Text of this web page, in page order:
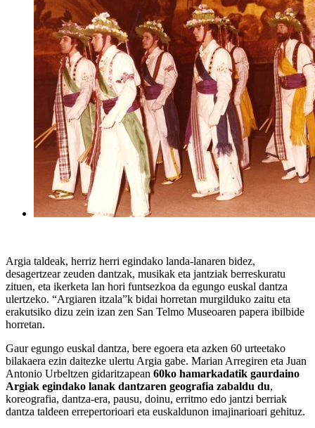
Argia taldeak, herriz herri egindako landa-lanaren bidez,
desagertzear zeuden dantzak, musikak eta jantziak berreskuratu
zituen, eta ikerketa lan hori funtsezkoa da egungo euskal dantza
ulertzeko. “Argiaren itzala”k bidai horretan murgilduko zaitu eta
erakutsiko dizu zein izan zen San Telmo Museoaren papera ibilbide
horretan.
Gaur egungo euskal dantza, bere egoera eta azken 60 urteetako
bilakaera ezin daitezke ulertu Argia gabe. Marian Arregiren eta Juan
Antonio Urbeltzen gidaritzapean 60ko hamarkadatik gaurdaino
Argiak egindako lanak dantzaren geografia zabaldu du,
koreografia, dantza-era, pausu, doinu, erritmo edo jantzi berriak
dantza taldeen errepertorioari eta euskaldunon imajinarioari gehituz.